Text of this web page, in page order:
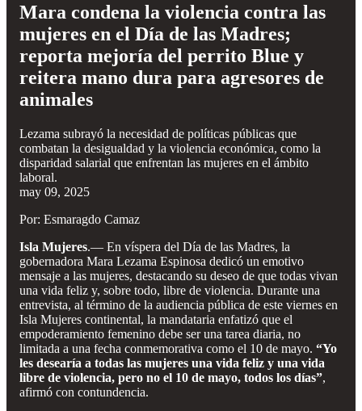
Mara condena la violencia contra las
mujeres en el Día de las Madres;
reporta mejoría del perrito Blue y
reitera mano dura para agresores de
animales
Lezama subrayó la necesidad de políticas públicas que
combatan la desigualdad y la violencia económica, como la
disparidad salarial que enfrentan las mujeres en el ámbito
laboral.
may 09, 2025
Por: Esmaragdo Camaz
Isla Mujeres.— En víspera del Día de las Madres, la
gobernadora Mara Lezama Espinosa dedicó un emotivo
mensaje a las mujeres, destacando su deseo de que todas vivan
una vida feliz y, sobre todo, libre de violencia. Durante una
entrevista, al término de la audiencia pública de este viernes en
Isla Mujeres continental, la mandataria enfatizó que el
empoderamiento femenino debe ser una tarea diaria, no
limitada a una fecha conmemorativa como el 10 de mayo. “Yo
les desearía a todas las mujeres una vida feliz y una vida
libre de violencia, pero no el 10 de mayo, todos los días”,
afirmó con contundencia.